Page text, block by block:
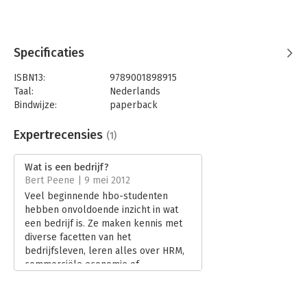
managementmodellen. Op de bijbehorende website is veel
Op de bijbehorende website kunnen studenten oefentoetsen
met feedback en een begrippentrainer vinden. Docenten
van vragen uit het boek.
Specificaties
ISBN13:
9789001898915
Taal:
Nederlands
Bindwijze:
paperback
Uitgever:
Noordhoff
Verschijningsdatum:
Hoofdrubriek: Organisatiekunde
Expertrecensies (1)
Wat is een bedrijf?
Bert Peene | 9 mei 2012
Veel beginnende hbo-studenten
hebben onvoldoende inzicht in wat
een bedrijf is. Ze maken kennis met
diverse facetten van het
bedrijfsleven, leren alles over HRM,
commerciële economie of